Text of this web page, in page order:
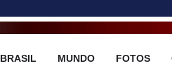
BRASIL MUNDO FOTOS